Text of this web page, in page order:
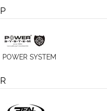
P
POWER SYSTEM
R